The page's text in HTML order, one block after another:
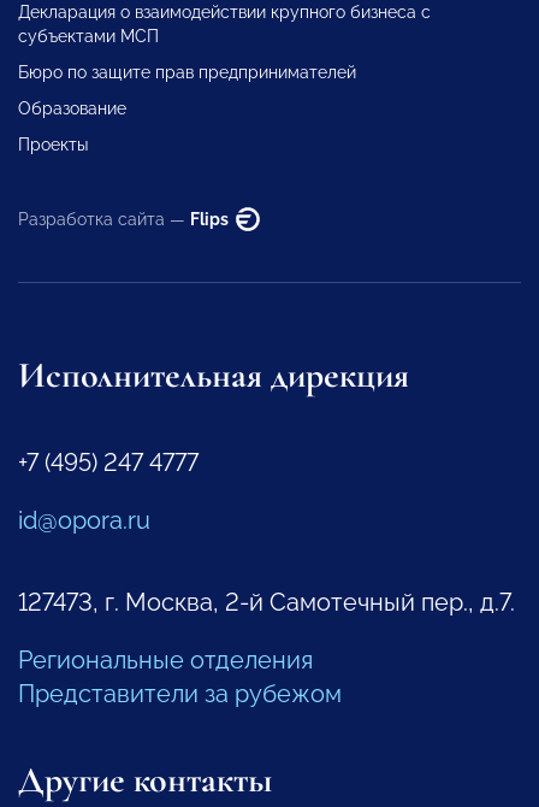
Декларация о взаимодействии крупного бизнеса с
субъектами МСП
Бюро по защите прав предпринимателей
Образование
Проекты
Разработка сайта — Flips
Исполнительная дирекция
+7 (495) 247 4777
id@opora.ru
127473, г. Москва, 2-й Самотечный пер., д.7.
Региональные отделения
Представители за рубежом
Другие контакты